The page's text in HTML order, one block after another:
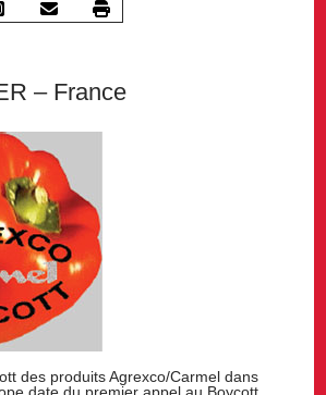
– France
des produits Agrexco/Carmel dans